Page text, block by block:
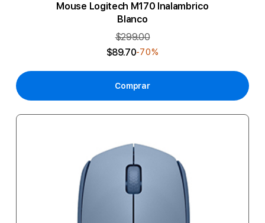
Mouse Logitech M170 Inalambrico
Blanco
$299.00
$89.70-70%
Comprar